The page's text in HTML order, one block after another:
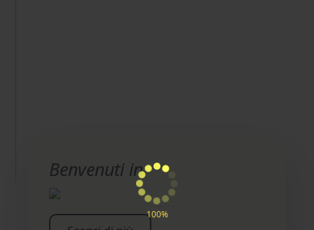
100%
Benvenuti in